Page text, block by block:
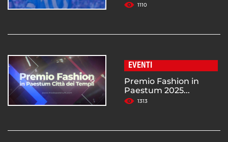
1110
EVENTI
Premio Fashion in
Paestum 2025...
1313